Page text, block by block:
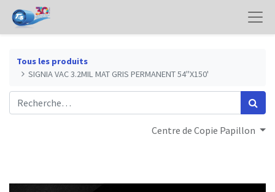
Tous les produits
SIGNIA VAC 3.2MIL MAT GRIS PERMANENT 54"X150'
Centre de Copie Papillon